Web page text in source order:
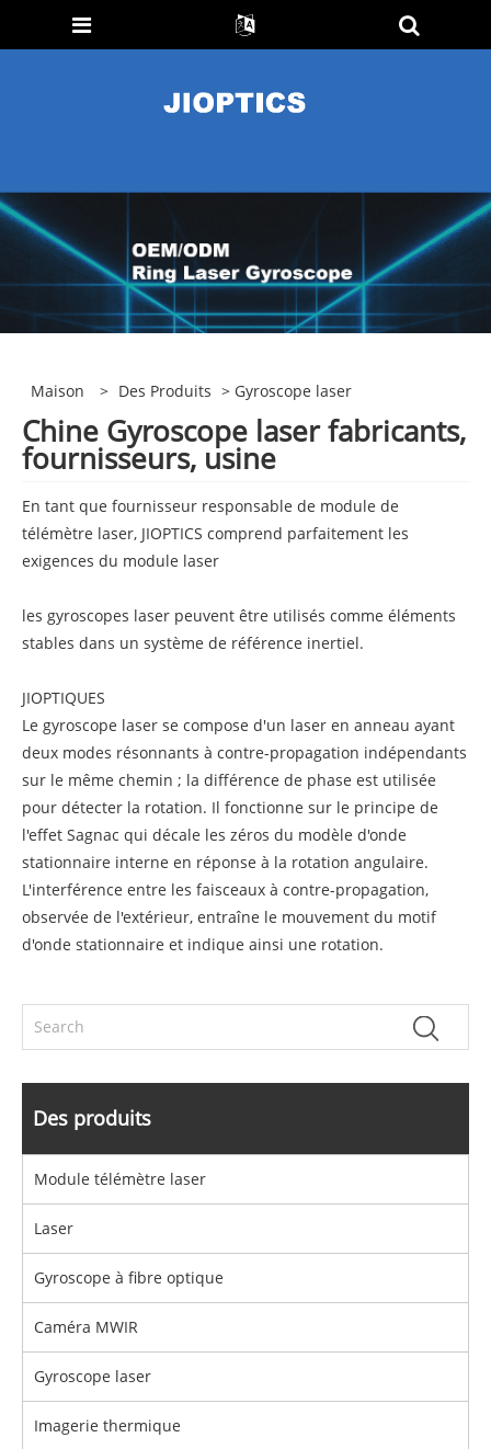
Maison > Des Produits > Gyroscope laser
Chine Gyroscope laser fabricants,
fournisseurs, usine
En tant que fournisseur responsable de module de
télémètre laser, JIOPTICS comprend parfaitement les
exigences du module laser
les gyroscopes laser peuvent être utilisés comme éléments
stables dans un système de référence inertiel.
JIOPTIQUES
Le gyroscope laser se compose d'un laser en anneau ayant
deux modes résonnants à contre-propagation indépendants
sur le même chemin ; la différence de phase est utilisée
pour détecter la rotation. Il fonctionne sur le principe de
l'effet Sagnac qui décale les zéros du modèle d'onde
stationnaire interne en réponse à la rotation angulaire.
L'interférence entre les faisceaux à contre-propagation,
observée de l'extérieur, entraîne le mouvement du motif
d'onde stationnaire et indique ainsi une rotation.
Des produits
Module télémètre laser
Laser
Gyroscope à fibre optique
Caméra MWIR
Gyroscope laser
Imagerie thermique